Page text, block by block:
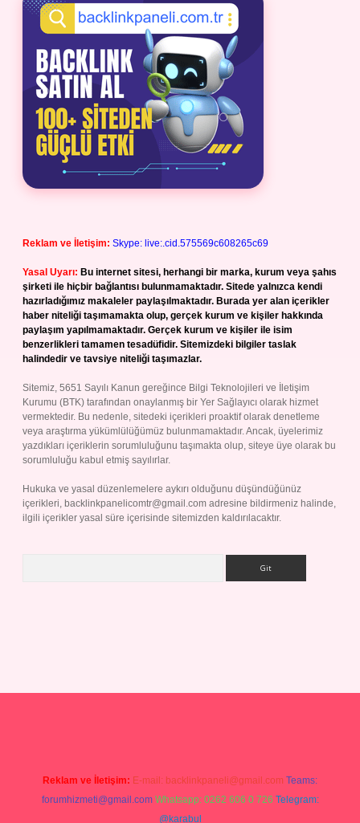
Reklam ve İletişim: Skype: live:.cid.575569c608265c69
Yasal Uyarı: Bu internet sitesi, herhangi bir marka, kurum veya şahıs
şirketi ile hiçbir bağlantısı bulunmamaktadır. Sitede yalnızca kendi
hazırladığımız makaleler paylaşılmaktadır. Burada yer alan içerikler
haber niteliği taşımamakta olup, gerçek kurum ve kişiler hakkında
paylaşım yapılmamaktadır. Gerçek kurum ve kişiler ile isim
benzerlikleri tamamen tesadüfidir. Sitemizdeki bilgiler taslak
halindedir ve tavsiye niteliği taşımazlar.
Sitemiz, 5651 Sayılı Kanun gereğince Bilgi Teknolojileri ve İletişim
Kurumu (BTK) tarafından onaylanmış bir Yer Sağlayıcı olarak hizmet
vermektedir. Bu nedenle, sitedeki içerikleri proaktif olarak denetleme
veya araştırma yükümlülüğümüz bulunmamaktadır. Ancak, üyelerimiz
yazdıkları içeriklerin sorumluluğunu taşımakta olup, siteye üye olarak bu
sorumluluğu kabul etmiş sayılırlar.
Hukuka ve yasal düzenlemelere aykırı olduğunu düşündüğünüz
içerikleri, backlinkpanelicomtr@gmail.com adresine bildirmeniz halinde,
ilgili içerikler yasal süre içerisinde sitemizden kaldırılacaktır.
Reklam ve İletişim: E-mail: backlinkpaneli@gmail.com Teams:
forumhizmeti@gmail.com Whatsapp: 0262 606 0 726 Telegram:
@karabul